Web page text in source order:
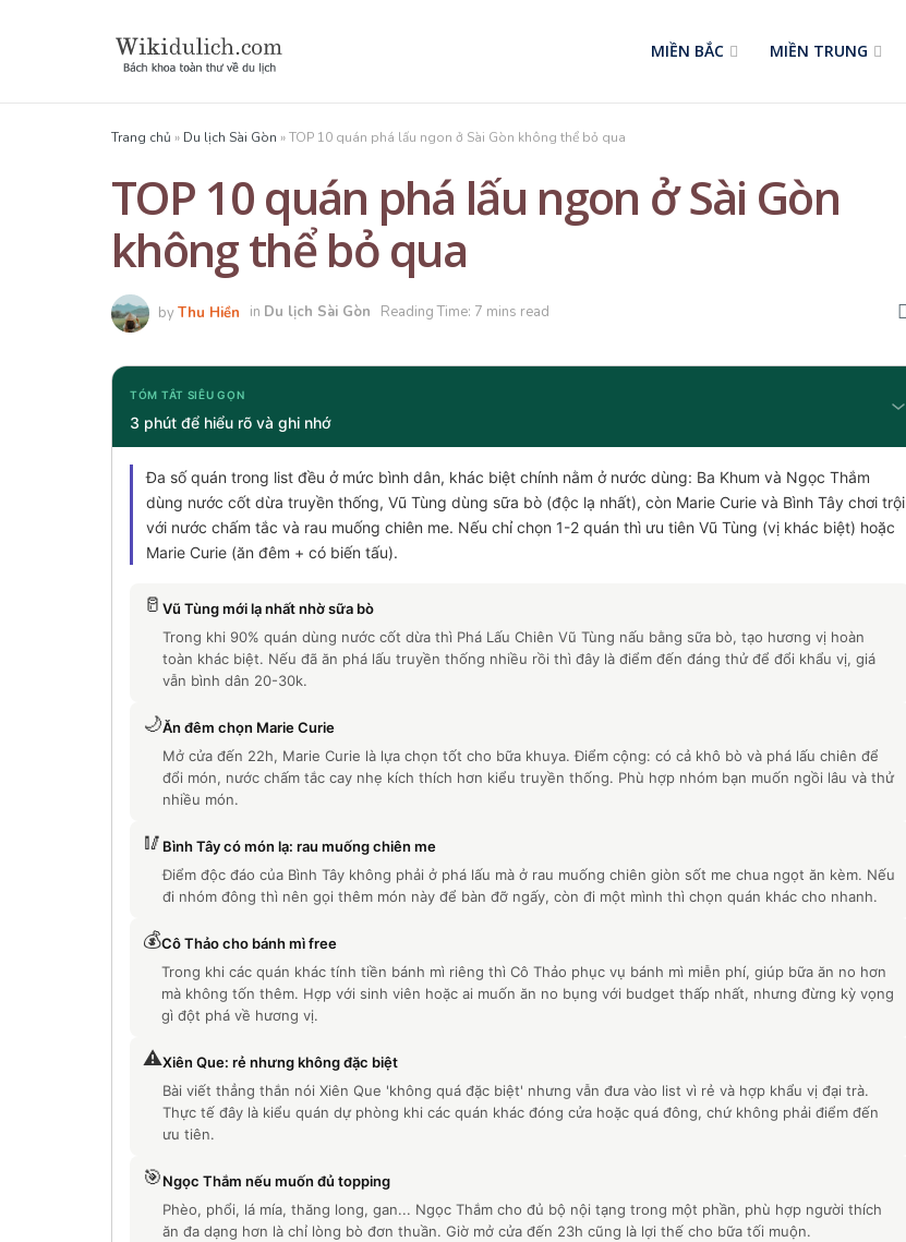
MIỀN BẮC MIỀN TRUNG
Trang chủ » Du lịch Sài Gòn »TOP 10 quán phá lấu ngon ở Sài Gòn không thể bỏ qua
TOP 10 quán phá lấu ngon ở Sài Gòn
không thể bỏ qua
byThu Hiền in Du lịch Sài Gòn Reading Time: 7 mins read
TÓM TẮT SIÊU GỌN
3 phút để hiểu rõ và ghi nhớ
Đa số quán trong list đều ở mức bình dân, khác biệt chính nằm ở nước dùng: Ba Khum và Ngọc Thắm
dùng nước cốt dừa truyền thống, Vũ Tùng dùng sữa bò (độc lạ nhất), còn Marie Curie và Bình Tây chơi trội
với nước chấm tắc và rau muống chiên me. Nếu chỉ chọn 1-2 quán thì ưu tiên Vũ Tùng (vị khác biệt) hoặc
Marie Curie (ăn đêm + có biến tấu).
🥛 Vũ Tùng mới lạ nhất nhờ sữa bò
Trong khi 90% quán dùng nước cốt dừa thì Phá Lấu Chiên Vũ Tùng nấu bằng sữa bò, tạo hương vị hoàn
toàn khác biệt. Nếu đã ăn phá lấu truyền thống nhiều rồi thì đây là điểm đến đáng thử để đổi khẩu vị, giá
vẫn bình dân 20-30k.
🌙Ăn đêm chọn Marie Curie
Mở cửa đến 22h, Marie Curie là lựa chọn tốt cho bữa khuya. Điểm cộng: có cả khô bò và phá lấu chiên để
đổi món, nước chấm tắc cay nhẹ kích thích hơn kiểu truyền thống. Phù hợp nhóm bạn muốn ngồi lâu và thử
nhiều món.
🥢 Bình Tây có món lạ: rau muống chiên me
Điểm độc đáo của Bình Tây không phải ở phá lấu mà ở rau muống chiên giòn sốt me chua ngọt ăn kèm. Nếu
đi nhóm đông thì nên gọi thêm món này để bàn đỡ ngấy, còn đi một mình thì chọn quán khác cho nhanh.
💰Cô Thảo cho bánh mì free
Trong khi các quán khác tính tiền bánh mì riêng thì Cô Thảo phục vụ bánh mì miễn phí, giúp bữa ăn no hơn
mà không tốn thêm. Hợp với sinh viên hoặc ai muốn ăn no bụng với budget thấp nhất, nhưng đừng kỳ vọng
gì đột phá về hương vị.
⚠️Xiên Que: rẻ nhưng không đặc biệt
Bài viết thẳng thắn nói Xiên Que 'không quá đặc biệt' nhưng vẫn đưa vào list vì rẻ và hợp khẩu vị đại trà.
Thực tế đây là kiểu quán dự phòng khi các quán khác đóng cửa hoặc quá đông, chứ không phải điểm đến
ưu tiên.
🎯Ngọc Thắm nếu muốn đủ topping
Phèo, phổi, lá mía, thăng long, gan... Ngọc Thắm cho đủ bộ nội tạng trong một phần, phù hợp người thích
ăn đa dạng hơn là chỉ lòng bò đơn thuần. Giờ mở cửa đến 23h cũng là lợi thế cho bữa tối muộn.